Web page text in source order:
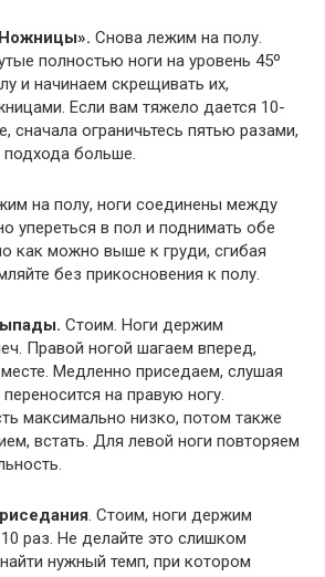
Снова лежим на полу.
полностью ноги на уровень 45º
и начинаем скрещивать их,
Если вам тяжело дается 10-
сначала ограничьтесь пятью разами,
подхода больше.
на полу, ноги соединены между
упереться в пол и поднимать обе
как можно выше к груди, сгибая
без прикосновения к полу.
Стоим. Ноги держим
Правой ногой шагаем вперед,
Медленно приседаем, слушая
на правую ногу.
максимально низко, потом также
встать. Для левой ноги повторяем
. Стоим, ноги держим
раз. Не делайте это слишком
нужный темп, при котором